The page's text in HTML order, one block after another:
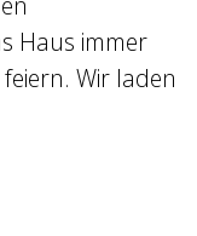
Haus immer
Wir laden